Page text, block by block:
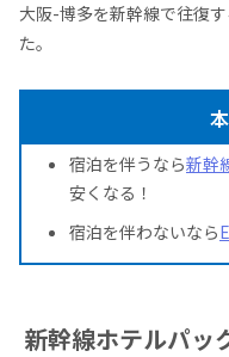
大阪-博多を新幹線で往復
た。
宿泊を伴うなら新幹
安くなる！
宿泊を伴わないなら
新幹線ホテルパッ